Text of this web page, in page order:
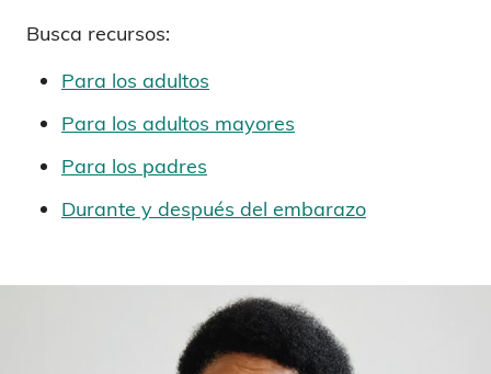
Busca recursos:
Para los adultos
Para los adultos mayores
Para los padres
Durante y después del embarazo